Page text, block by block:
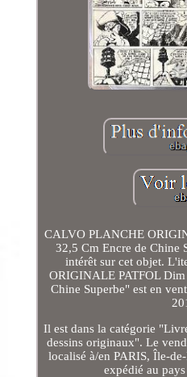
CALVO PLANCHE
32,5 Cm Encre de Chine
intérêt sur cet objet.
ORIGINALE PATFOL
Chine Superbe" est en
Il est dans la catégorie
dessins originaux". Le
localisé à/en PARIS, Île-
expédié au